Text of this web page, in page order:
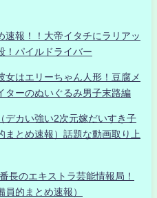
速報！！大帝イタチにラリアッ
！パイルドライバー
はエリーちゃん人形！豆腐メ
ターのぬいぐるみ男子末路編
デカい強い2次元嫁だいすき子
まとめ速報）話題な動画取り上
長のエキストラ芸能情報局！
員的まとめ速報）